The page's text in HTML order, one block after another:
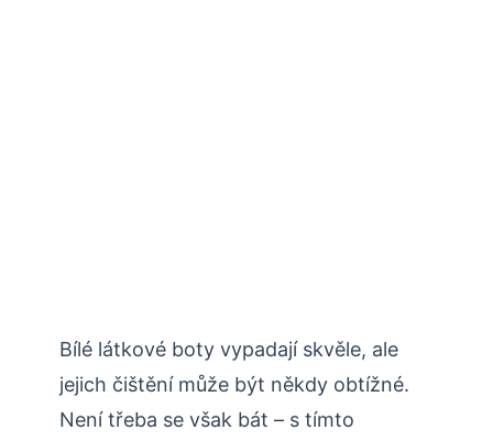
Bílé látkové boty vypadají skvěle, ale
jejich čištění může být někdy obtížné.
Není třeba se však bát – s tímto